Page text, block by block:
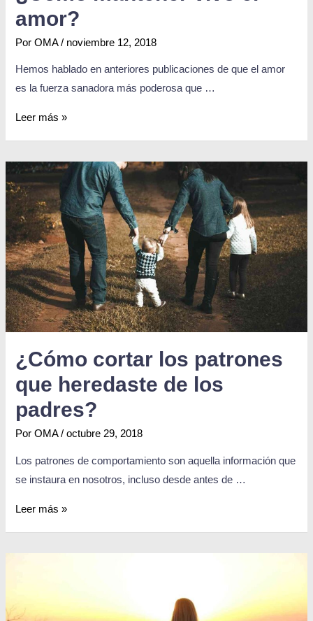
amor?
PorOMA / noviembre 12, 2018
Hemos hablado en anteriores publicaciones de que el amor
es la fuerza sanadora más poderosa que …
Leer más »
¿Cómo cortar los patrones
que heredaste de los
padres?
PorOMA /octubre 29, 2018
Los patrones de comportamiento son aquella información que
se instaura en nosotros, incluso desde antes de …
Leer más »